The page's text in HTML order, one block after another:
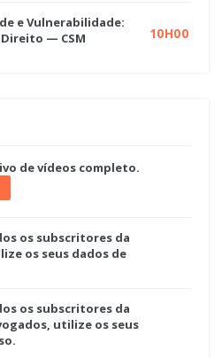
e Vulnerabilidade:
— CSM
10H00
de vídeos completo.
os subscritores da
os seus dados de
os subscritores da
utilize os seus